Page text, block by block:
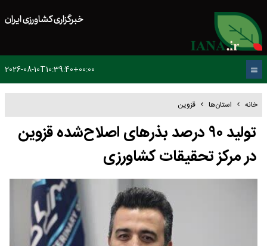
خبرگزاری کشاورزی ایران
2026-08-10T10:39:40+00:00
خانه استان‌ها قزوین
تولید ۹۰ درصد بذرهای اصلاح‌شده قزوین
در مرکز تحقیقات کشاورزی